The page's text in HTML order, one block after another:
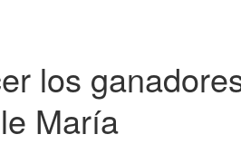
los
María